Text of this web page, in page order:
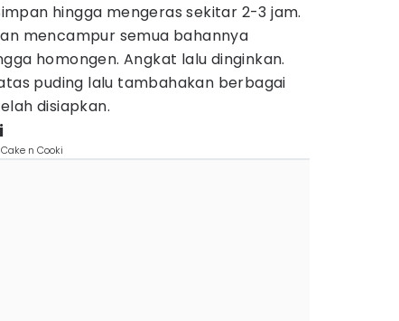
hingga mengeras sekitar 2-3 jam.
mencampur semua bahannya
homongen. Angkat lalu dinginkan.
puding lalu tambahakan berbagai
disiapkan.
n Cooki